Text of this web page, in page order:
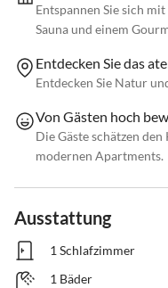
Entspannen Sie sich
Sauna und einem
Entdecken Sie das
Entdecken Sie Natur
Von Gästen hoch
Die Gäste schätzen
modernen Apartments.
Ausstattung
1 Schlafzimmer
1 Bäder